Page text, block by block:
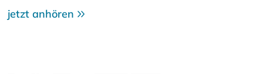
jetzt anhören